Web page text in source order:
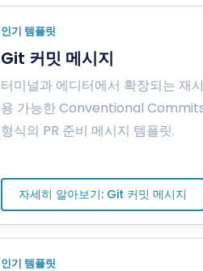
인기 템플릿
Git 커밋 메시지
터미널과 에디터에서 확장되는 재
용 가능한 Conventional
형식의 PR 준비 메시지 템플릿.
자세히 알아보기: Git 커밋 메시지
인기 템플릿